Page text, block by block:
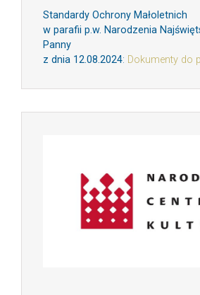
Standardy Ochrony Małoletnich
w parafii p.w. Narodzenia
Panny
z dnia 12.08.2024: Dokumenty do